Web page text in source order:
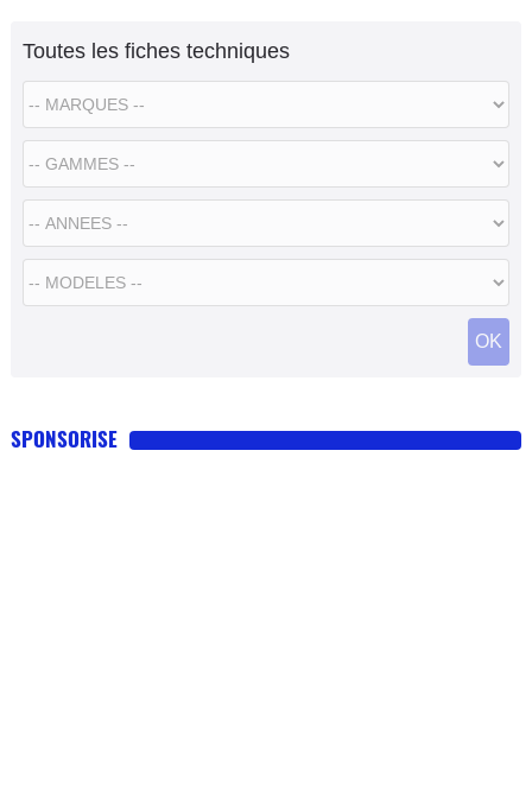
Toutes les fiches techniques
SPONSORISE